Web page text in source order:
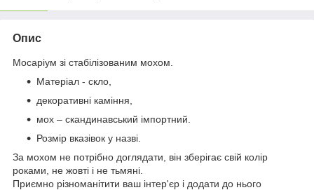
Опис
Мосаріум зі стабілізованим мохом.
Матеріал - скло,
декоративні каміння,
мох – скандинавський імпортний.
Розмір вказівок у назві.
За мохом не потрібно доглядати, він зберігає свій колір
роками, не жовті і не тьмяні.
Приємно різноманітити ваш інтер'єр і додати до нього